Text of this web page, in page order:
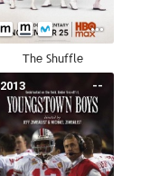
The Shuffle
--
2013